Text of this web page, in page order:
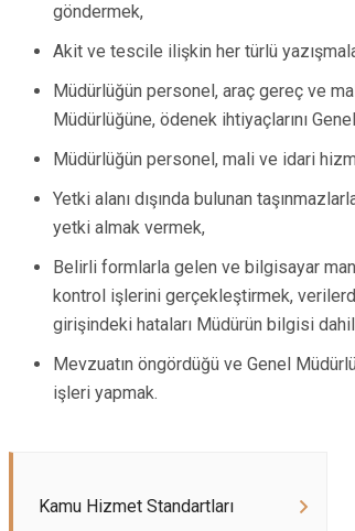
göndermek,
Akit ve tescile ilişkin her türlü
Müdürlüğün personel, araç gereç ve
Müdürlüğüne, ödenek ihtiyaçlarını
Müdürlüğün personel, mali ve idari
Yetki alanı dışında bulunan
yetki almak vermek,
Belirli formlarla gelen ve bilgisayar
kontrol işlerini gerçekleştirmek,
girişindeki hataları Müdürün bilgisi
Mevzuatın öngördüğü ve Genel
işleri yapmak.
Kamu Hizmet Standartları